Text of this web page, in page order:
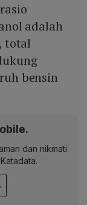
adalah
total
bensin
dan nikmati